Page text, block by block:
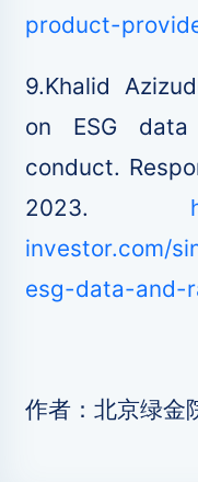
product-
9.Khalid
on ESG
conduct.
2023.
investor.com/
esg-data-and-
作者：北京绿金